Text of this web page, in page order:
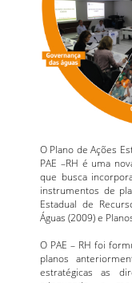
O Plano de Ações
PAE –RH é uma
que busca
instrumentos de
Estadual de
Águas (2009) e
O PAE – RH foi
planos
estratégicas as